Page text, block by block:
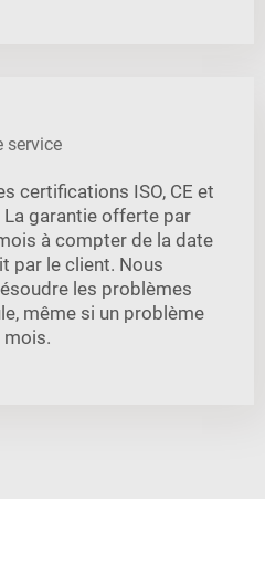
service
certifications ISO, CE et
garantie offerte par
à compter de la date
par le client. Nous
les problèmes
même si un problème
mois.